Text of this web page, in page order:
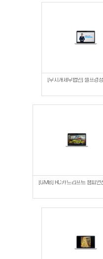
[무지개세무법인] 셀프경